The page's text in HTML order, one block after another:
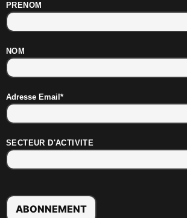
PRENOM
NOM
Adresse Email*
SECTEUR D'ACTIVITE